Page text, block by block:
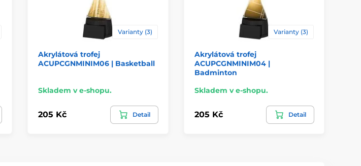
Varianty (3)
Akrylátová trofej
ACUPCGNMINIM06 | Basketball
Skladem v e-shopu.
205 Kč Detail
Varianty (3)
Akrylátová trofej
ACUPCGNMINIM04 |
Badminton
Skladem v e-shopu.
205 Kč Detail